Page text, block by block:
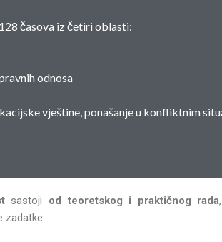
časova iz četiri oblasti:
odnosa
vještine, ponašanje u konfliktnim
sastoji od teoretskog i praktičnog rada